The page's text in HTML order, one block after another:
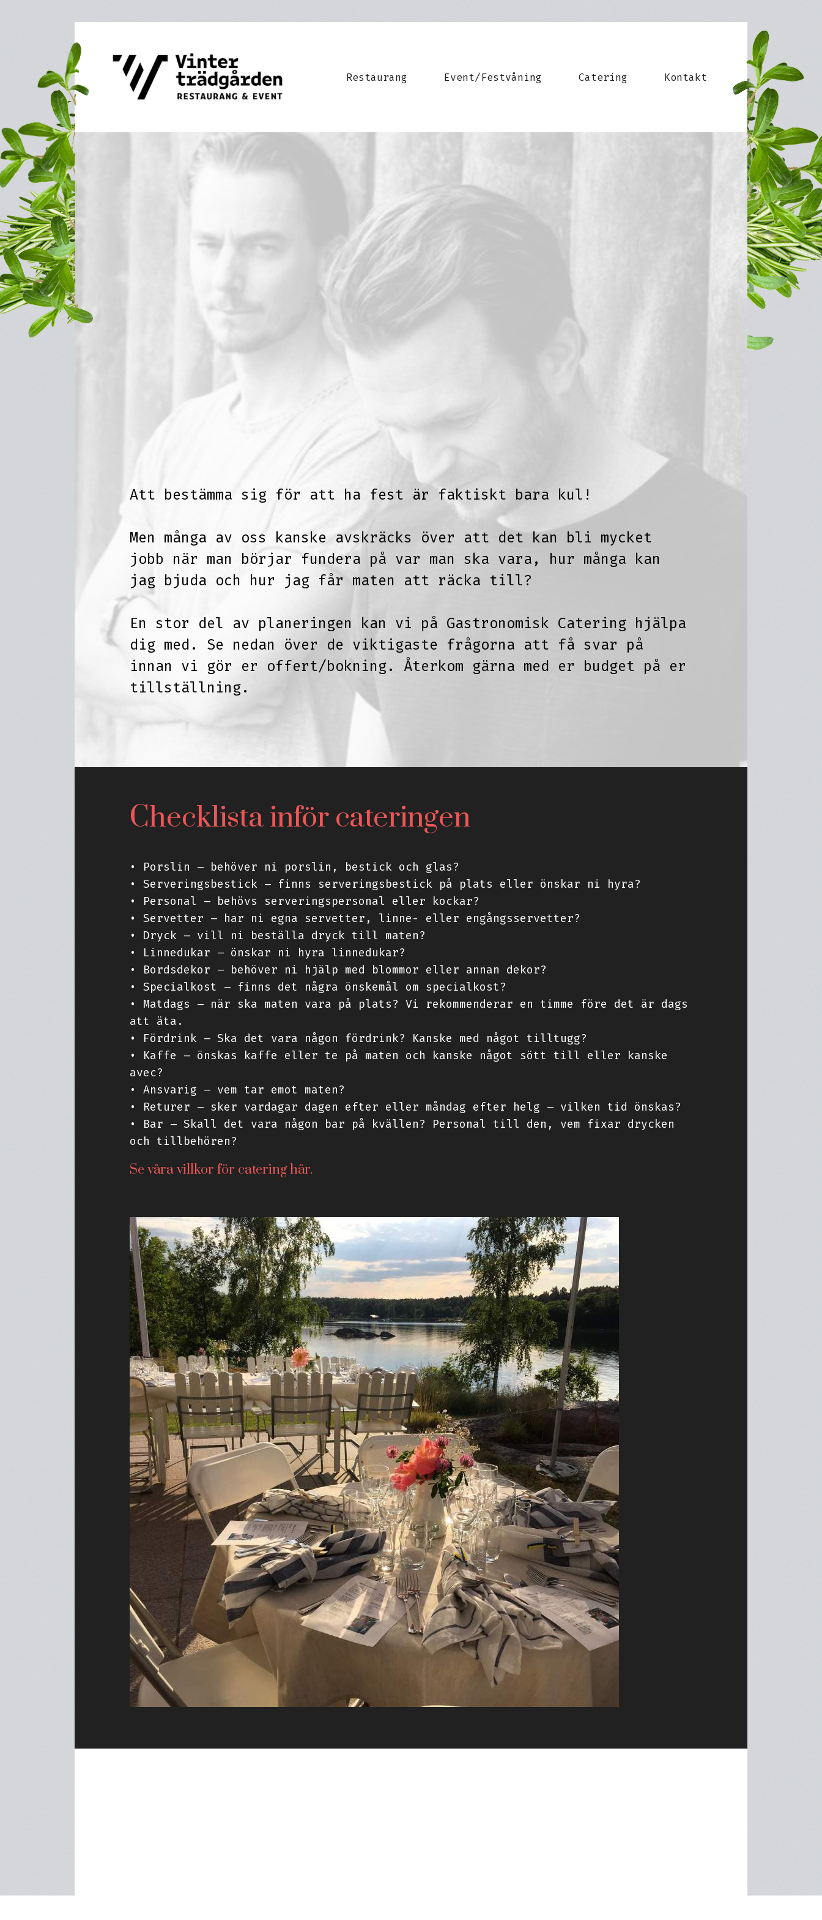
Restaurang Event/Festvåning Catering Kontakt
Att bestämma sig för att ha fest är faktiskt bara kul!
Men många av oss kanske avskräcks över att det kan bli mycket
jobb när man börjar fundera på var man ska vara, hur många kan
jag bjuda och hur jag får maten att räcka till?
En stor del av planeringen kan vi på Gastronomisk Catering hjälpa
dig med. Se nedan över de viktigaste frågorna att få svar på
innan vi gör er offert/bokning. Återkom gärna med er budget på er
tillställning.
Checklista inför cateringen
• Porslin – behöver ni porslin, bestick och glas?
• Serveringsbestick – finns serveringsbestick på plats eller önskar ni hyra?
• Personal – behövs serveringspersonal eller kockar?
• Servetter – har ni egna servetter, linne- eller engångsservetter?
• Dryck – vill ni beställa dryck till maten?
• Linnedukar – önskar ni hyra linnedukar?
• Bordsdekor – behöver ni hjälp med blommor eller annan dekor?
• Specialkost – finns det några önskemål om specialkost?
• Matdags – när ska maten vara på plats? Vi rekommenderar en timme före det är dags
att äta.
• Fördrink – Ska det vara någon fördrink? Kanske med något tilltugg?
• Kaffe – önskas kaffe eller te på maten och kanske något sött till eller kanske
avec?
• Ansvarig – vem tar emot maten?
• Returer – sker vardagar dagen efter eller måndag efter helg – vilken tid önskas?
• Bar – Skall det vara någon bar på kvällen? Personal till den, vem fixar drycken
och tillbehören?
Se våra villkor för cateringhär.